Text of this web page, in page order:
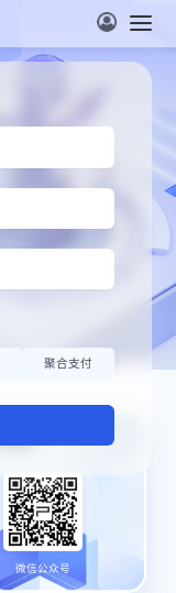
聚合支付
微信公众号